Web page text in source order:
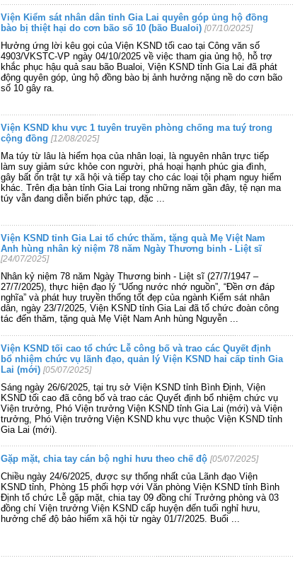
Viện Kiểm sát nhân dân tỉnh Gia Lai quyên góp ủng hộ đồng
bào bị thiệt hại do cơn bão số 10 (bão Bualoi) [07/10/2025]
Hưởng ứng lời kêu gọi của Viện KSND tối cao tại Công văn số
4903/VKSTC-VP ngày 04/10/2025 về việc tham gia ủng hộ, hỗ trợ
khắc phục hậu quả sau bão Bualoi, Viện KSND tỉnh Gia Lai đã phát
động quyên góp, ủng hộ đồng bào bị ảnh hưởng nặng nề do cơn bão
số 10 gây ra.
Viện KSND khu vực 1 tuyên truyền phòng chống ma tuý trong
cộng đồng [12/08/2025]
Ma túy từ lâu là hiểm họa của nhân loại, là nguyên nhân trực tiếp
làm suy giảm sức khỏe con người, phá hoại hạnh phúc gia đình,
gây bất ổn trật tự xã hội và tiếp tay cho các loại tội phạm nguy hiểm
khác. Trên địa bàn tỉnh Gia Lai trong những năm gần đây, tệ nạn ma
túy vẫn đang diễn biến phức tạp, đặc ...
Viện KSND tỉnh Gia Lai tổ chức thăm, tặng quà Mẹ Việt Nam
Anh hùng nhân kỷ niệm 78 năm Ngày Thương binh - Liệt sĩ
[24/07/2025]
Nhân kỷ niệm 78 năm Ngày Thương binh - Liệt sĩ (27/7/1947 –
27/7/2025), thực hiện đạo lý “Uống nước nhớ nguồn”, “Đền ơn đáp
nghĩa” và phát huy truyền thống tốt đẹp của ngành Kiểm sát nhân
dân, ngày 23/7/2025, Viện KSND tỉnh Gia Lai đã tổ chức đoàn công
tác đến thăm, tặng quà Mẹ Việt Nam Anh hùng Nguyễn ...
Viện KSND tối cao tổ chức Lễ công bố và trao các Quyết định
bổ nhiệm chức vụ lãnh đạo, quản lý Viện KSND hai cấp tỉnh Gia
Lai (mới) [05/07/2025]
Sáng ngày 26/6/2025, tại trụ sở Viện KSND tỉnh Bình Định, Viện
KSND tối cao đã công bố và trao các Quyết định bổ nhiệm chức vụ
Viện trưởng, Phó Viện trưởng Viện KSND tỉnh Gia Lai (mới) và Viện
trưởng, Phó Viện trưởng Viện KSND khu vực thuộc Viện KSND tỉnh
Gia Lai (mới).
Gặp mặt, chia tay cán bộ nghỉ hưu theo chế độ [05/07/2025]
Chiều ngày 24/6/2025, được sự thống nhất của Lãnh đạo Viện
KSND tỉnh, Phòng 15 phối hợp với Văn phòng Viện KSND tỉnh Bình
Định tổ chức Lễ gặp mặt, chia tay 09 đồng chí Trưởng phòng và 03
đồng chí Viện trưởng Viện KSND cấp huyện đến tuổi nghỉ hưu,
hưởng chế độ bảo hiểm xã hội từ ngày 01/7/2025. Buổi ...